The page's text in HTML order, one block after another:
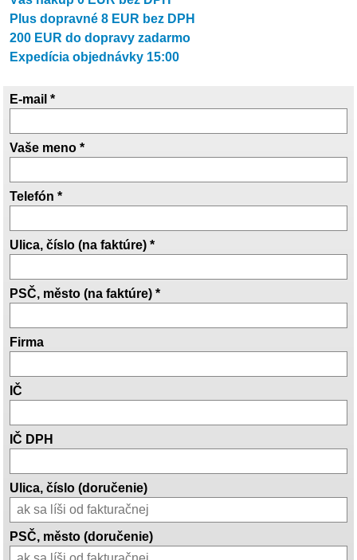
E-mail *
Vaše meno *
Telefón *
Ulica, číslo (na faktúre) *
PSČ, město (na faktúre) *
Firma
IČ
IČ DPH
Ulica, číslo (doručenie)
PSČ, město (doručenie)
Plus dopravné 8 EUR bez DPH
200 EUR do dopravy zadarmo
Expedícia objednávky 15:00